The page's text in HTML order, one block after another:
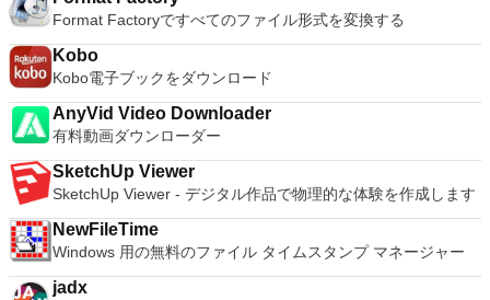
す。 VNC ViewerのMacバージョンをお探しですか？ここから
ダウンロード
Format Factoryですべてのファイル形式を変換する
Kobo
Kobo電子ブックをダウンロード
AnyVid Video Downloader
有料動画ダウンローダー
SketchUp Viewer
SketchUp Viewer - デジタル作品で物理的な体験を作成します
NewFileTime
Windows 用の無料のファイル タイムスタンプ マネージャー
jadx